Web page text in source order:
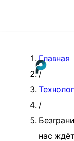
Главная
/
/
нас